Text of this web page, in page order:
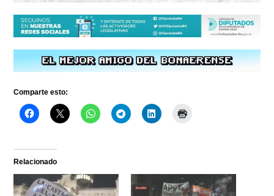
Comparte esto:
Relacionado